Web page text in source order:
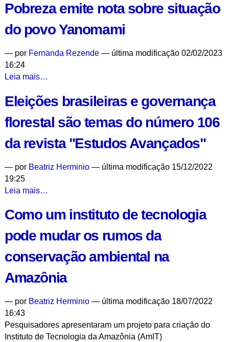
integram
Biblioteca
Congresso
Americano
-
Pobreza emite nota sobre situação
do povo Yanomami
— por Fernanda Rezende— última modificação 02/02/2023
16:24
Grupo
Pesquisa
Nutrição
e
emite
sobre
situação
do
Yanomami
Leia mais…
Eleições brasileiras e governança
florestal são temas do número 106
da revista "Estudos Avançados"
— por Beatriz Herminio— última modificação 15/12/2022
19:25
Eleições
e
florestal
temas
do
número
"Estudos
Leia mais…
Como um instituto de tecnologia
pode mudar os rumos da
conservação ambiental na
Amazônia
— por Beatriz Herminio— última modificação 18/07/2022
16:43
Pesquisadores apresentaram um projeto para criação do
Instituto de Tecnologia da Amazônia (AmIT)